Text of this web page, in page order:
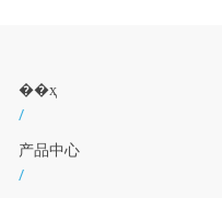
��ҳ
/
产品中心
/